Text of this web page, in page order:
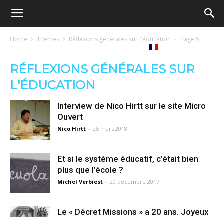
Ecole
–
Democratische
school
Home Thèmes Réflexions générales sur l'éducation Page 5
RÉFLEXIONS GÉNÉRALES SUR
L'ÉDUCATION
Interview de Nico Hirtt sur le site Micro
Ouvert
Nico Hirtt - 25 mars 2018
Et si le système éducatif, c’était bien
plus que l’école ?
Michel Verbiest - 20 décembre 2017
Le « Décret Missions » a 20 ans. Joyeux